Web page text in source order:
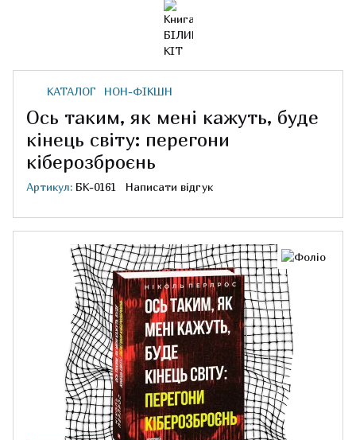
КАТАЛОГ НОН-ФІКШН
Ось таким, як мені кажуть, буде
кінець світу: перегони
кіберозброєнь
Артикул: БК-0161 Написати відгук